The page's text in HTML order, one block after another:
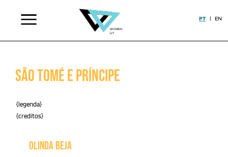
PT | EN
São Tomé e Príncipe
{legenda}
{creditos}
OLINDA BEJA